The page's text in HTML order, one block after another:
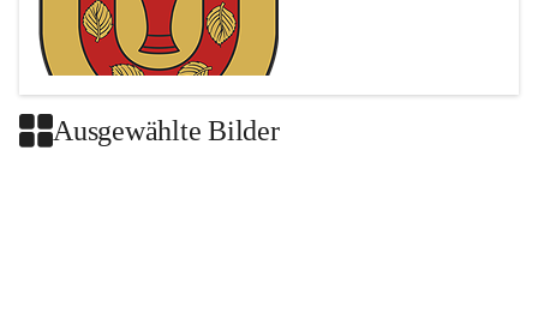
Ausgewählte Bilder